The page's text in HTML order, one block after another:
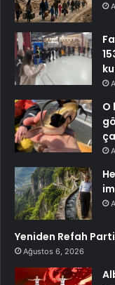
O
Yeniden Refah
Ağustos 6, 2026